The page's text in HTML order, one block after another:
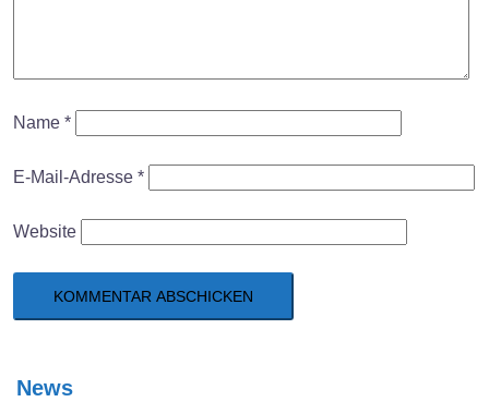
Name *
E-Mail-Adresse *
Website
News